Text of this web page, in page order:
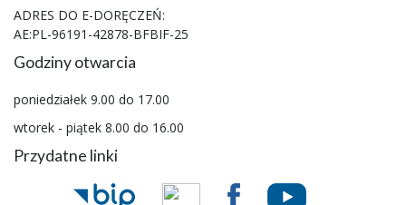
ADRES DO E-DORĘCZEŃ:
AE:PL-96191-42878-BFBIF-25
Godziny otwarcia
poniedziałek 9.00 do 17.00
wtorek - piątek 8.00 do 16.00
Przydatne linki